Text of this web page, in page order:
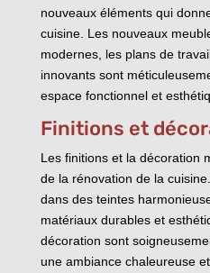
nouveaux éléments qui
cuisine. Les nouveaux
modernes, les plans de
innovants sont
espace fonctionnel et
Finitions et
Les finitions et la décoration
de la rénovation de la
dans des teintes
matériaux durables et
décoration sont
une ambiance chaleureuse